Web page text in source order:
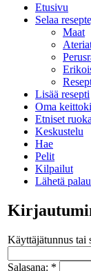
Etusivu
Selaa
Maat
Lisää resepti
Oma
Etniset
Keskustelu
Hae
Pelit
Kilpailut
Lähetä
Käyttäjätunnus tai
Salasana: *